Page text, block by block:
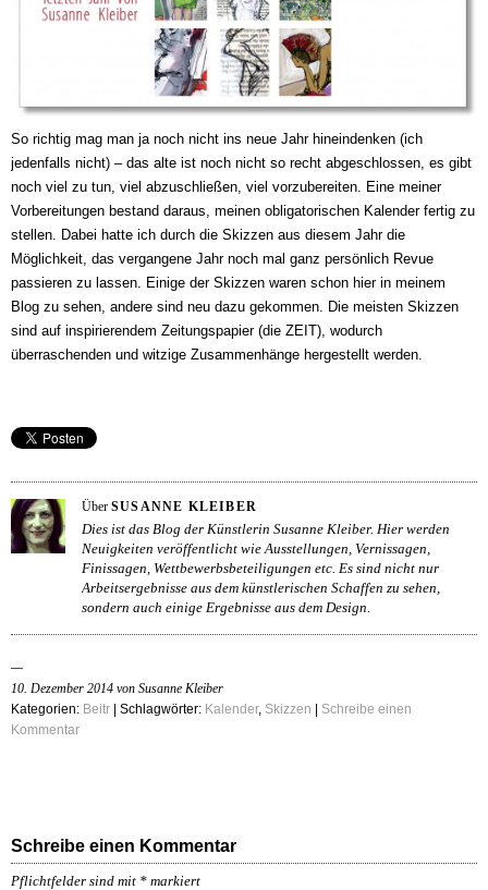
So richtig mag man ja noch nicht ins neue Jahr hineindenken (ich
jedenfalls nicht) – das alte ist noch nicht so recht abgeschlossen, es gibt
noch viel zu tun, viel abzuschließen, viel vorzubereiten. Eine meiner
Vorbereitungen bestand daraus, meinen obligatorischen Kalender fertig zu
stellen. Dabei hatte ich durch die Skizzen aus diesem Jahr die
Möglichkeit, das vergangene Jahr noch mal ganz persönlich Revue
passieren zu lassen. Einige der Skizzen waren schon hier in meinem
Blog zu sehen, andere sind neu dazu gekommen. Die meisten Skizzen
sind auf inspirierendem Zeitungspapier (die ZEIT), wodurch
überraschenden und witzige Zusammenhänge hergestellt werden.
Über SUSANNE KLEIBER
Dies ist das Blog der Künstlerin Susanne Kleiber. Hier werden
Neuigkeiten veröffentlicht wie Ausstellungen, Vernissagen,
Finissagen, Wettbewerbsbeteiligungen etc. Es sind nicht nur
Arbeitsergebnisse aus dem künstlerischen Schaffen zu sehen,
sondern auch einige Ergebnisse aus dem Design.
10. Dezember 2014 von Susanne Kleiber
Kategorien: Beitr | Schlagwörter: Kalender, Skizzen | Schreibe einen
Kommentar
Schreibe einen Kommentar
Pflichtfelder sind mit * markiert